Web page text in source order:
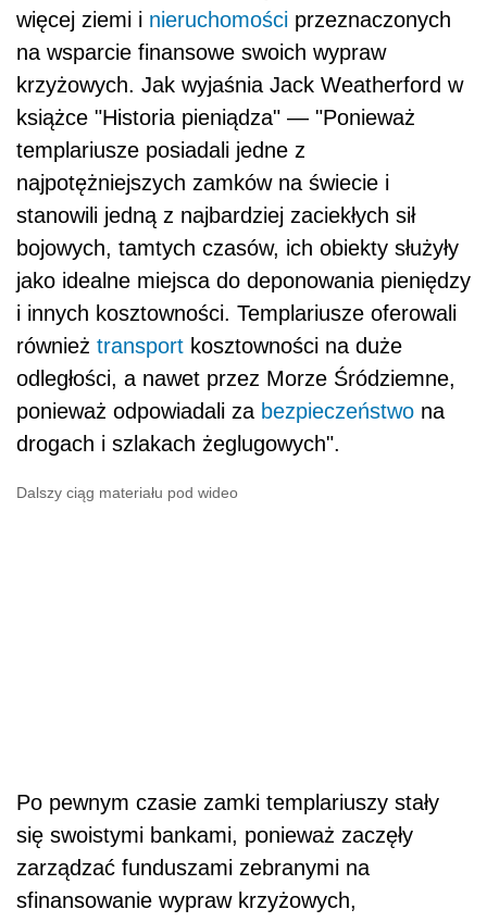
więcej ziemi i nieruchomości przeznaczonych
na wsparcie finansowe swoich wypraw
krzyżowych. Jak wyjaśnia Jack Weatherford w
książce "Historia pieniądza" — "Ponieważ
templariusze posiadali jedne z
najpotężniejszych zamków na świecie i
stanowili jedną z najbardziej zaciekłych sił
bojowych, tamtych czasów, ich obiekty służyły
jako idealne miejsca do deponowania pieniędzy
i innych kosztowności. Templariusze oferowali
również transport kosztowności na duże
odległości, a nawet przez Morze Śródziemne,
ponieważ odpowiadali za bezpieczeństwo na
drogach i szlakach żeglugowych".
Dalszy ciąg materiału pod wideo
Po pewnym czasie zamki templariuszy stały
się swoistymi bankami, ponieważ zaczęły
zarządzać funduszami zebranymi na
sfinansowanie wypraw krzyżowych,